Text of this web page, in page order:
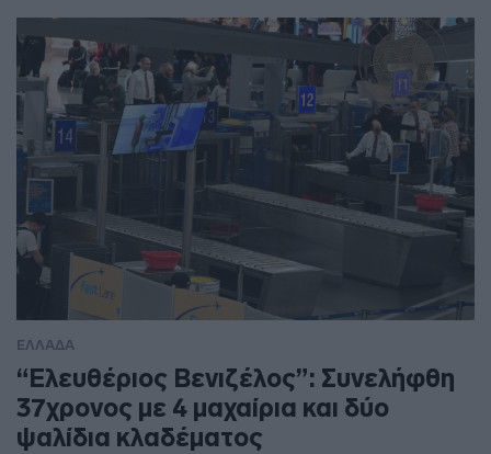
ΕΛΛΑΔΑ
“Ελευθέριος Βενιζέλος”: Συνελήφθη
37χρονος με 4 μαχαίρια και δύο
ψαλίδια κλαδέματος